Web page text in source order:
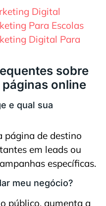
Digital
Para Escolas
Digital Para
sobre
online
e qual sua
página de destino
em leads ou
específicas.
meu negócio?
público, aumenta a